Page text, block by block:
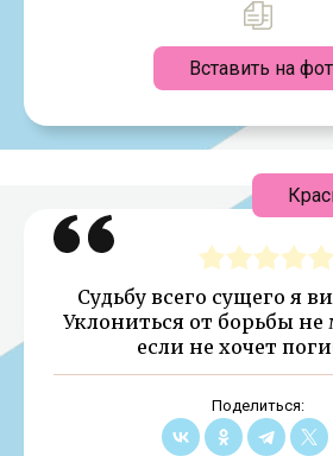
Вставить на
Судьбу всего сущего я
Уклониться от борьбы
если не хочет
Поделиться: